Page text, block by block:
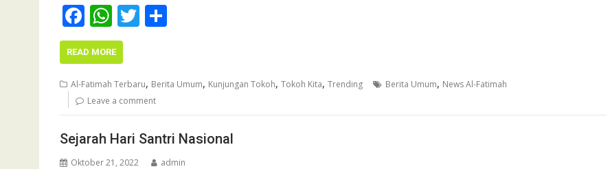
F
ac
e
b
o
o
k
W
h
at
s
A
p
p
T
er e
READ MORE
Al-Fatimah Terbaru, Berita Umum, Kunjungan Tokoh, Tokoh Kita, Trending Berita Umum, News Al-Fatimah
Leave a comment
Sejarah Hari Santri Nasional
Oktober 21, 2022 admin